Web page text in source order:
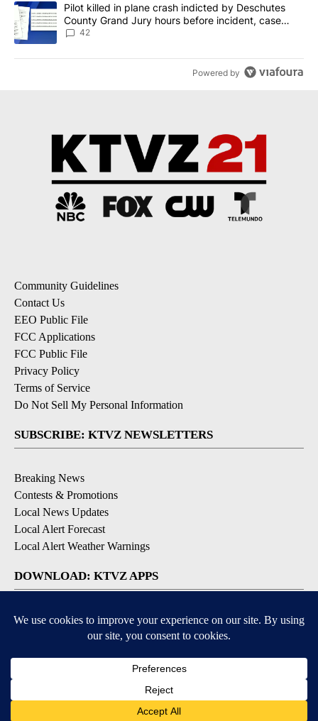
A trending article titled "Pilot killed in plane crash indicted by
Pilot killed in plane crash indicted by Deschutes
County Grand Jury hours before incident, case
dismissed following death
42
Powered by
Community Guidelines
Contact Us
EEO Public File
FCC Applications
FCC Public File
Privacy Policy
Terms of Service
Do Not Sell My Personal Information
SUBSCRIBE: KTVZ NEWSLETTERS
Breaking News
Contests & Promotions
Local News Updates
Local Alert Forecast
Local Alert Weather Warnings
DOWNLOAD: KTVZ APPS
Apple & Google Play Stores